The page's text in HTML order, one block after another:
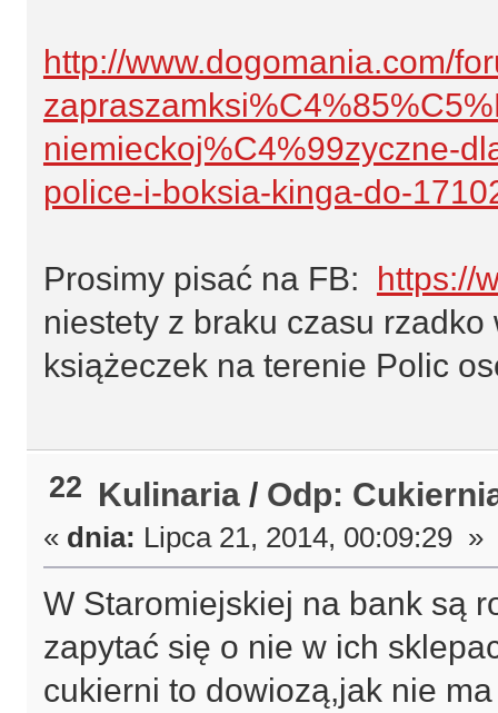
http://www.dogomania.com/
niemieckoj%C4%99zyczne-
police-i-boksia-kinga-do-
Prosimy pisać na FB: https://
niestety z braku czasu
książeczek na terenie Polic
22 Kulinaria / Odp:
« dnia: Lipca 21, 2014, 00:09:29 »
W Staromiejskiej na bank są
zapytać się o nie w ich
cukierni to dowiozą,jak nie